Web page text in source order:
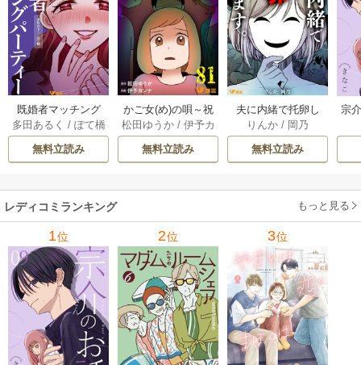
既婚者マッチング
パーティー 13巻
多田あるく / ぽて橋
無料立読み
かご女(め)の唄～祝
福されない妊婦の
哀歌～ 80-81巻
松田ゆうか/ 伊予カ
ンナ
無料立読み
夫に内緒で托卵し
てます。 10巻
りんか / 岡乃
無料立読み
宗
レディコミランキング もっと見る
1位 2位 3位